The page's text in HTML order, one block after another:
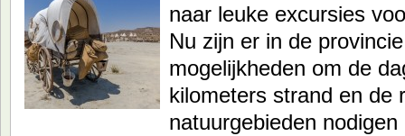
naar leuke excursies
Nu zijn er in de
mogelijkheden om de
kilometers strand en de
natuurgebieden